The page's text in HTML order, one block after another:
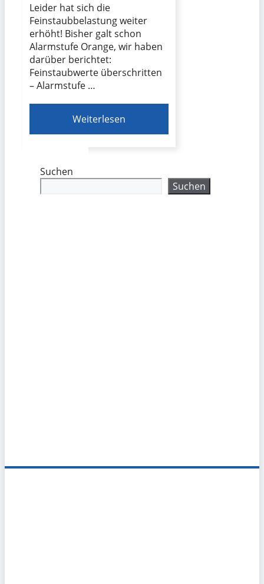
Leider hat sich die
Feinstaubbelastung weiter
erhöht! Bisher galt schon
Alarmstufe Orange, wir haben
darüber berichtet:
Feinstaubwerte überschritten
– Alarmstufe …
Weiterlesen
Suchen
Suchen